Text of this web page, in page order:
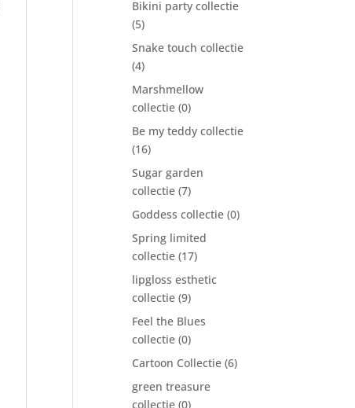
Bikini party collectie
(5)
Snake touch collectie
(4)
Marshmellow
collectie (0)
Be my teddy collectie
(16)
Sugar garden
collectie (7)
Goddess collectie (0)
Spring limited
collectie (17)
lipgloss esthetic
collectie (9)
Feel the Blues
collectie (0)
Cartoon Collectie (6)
green treasure
collectie (0)